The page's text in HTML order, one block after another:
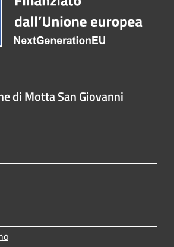
di Motta San Giovanni